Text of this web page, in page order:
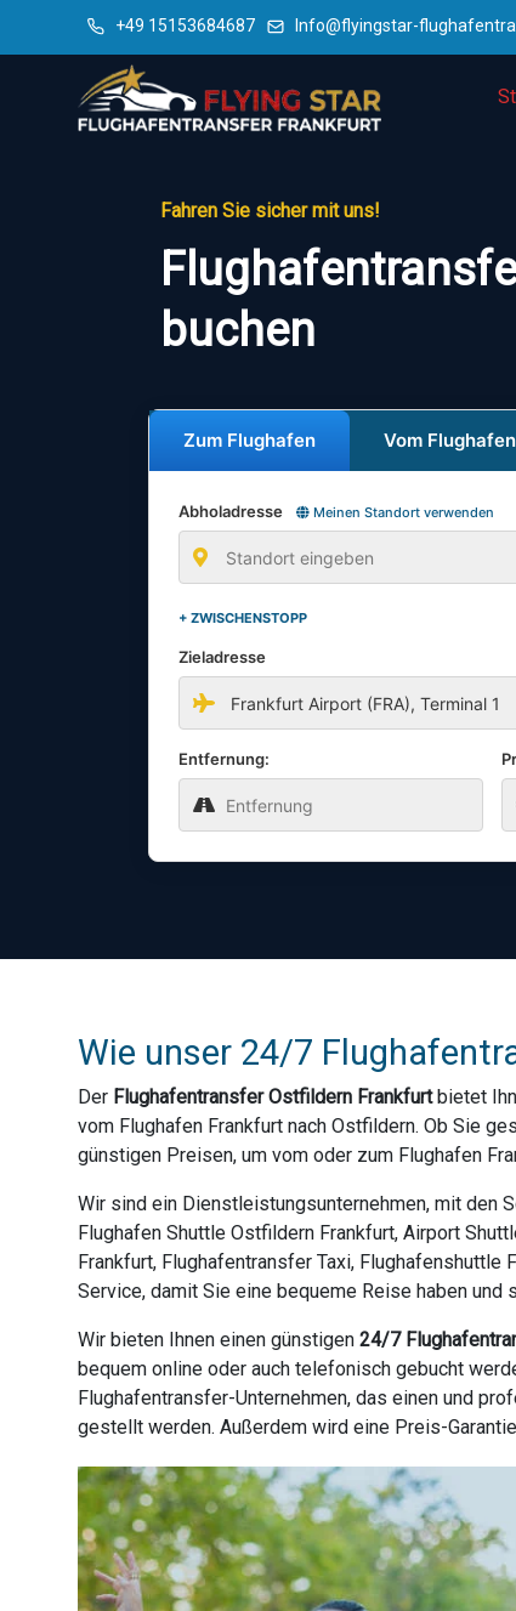
+49 15153684687 Info@flyingstar-
Fahren Sie sicher mit uns!
buchen
Zum Flughafen Vom Flughafen
Abholadresse Meinen Standort verwenden
+ ZWISCHENSTOPP
Zieladresse
Entfernung:
Wie unser 24/7
Der Flughafentransfer Ostfildern Frankfurtbietet
vom Flughafen Frankfurt nach Ostfildern. Ob Sie
günstigen Preisen, um vom oder zum Flughafen
Wir sind ein Dienstleistungsunternehmen, mit den
Flughafen Shuttle Ostfildern Frankfurt, Airport
Frankfurt, Flughafentransfer Taxi,
Service, damit Sie eine bequeme Reise haben
Wir bieten Ihnen einen günstigen 24/7
bequem online oder auch telefonisch gebucht
Flughafentransfer-Unternehmen, das einen und
gestellt werden. Außerdem wird eine Preis-